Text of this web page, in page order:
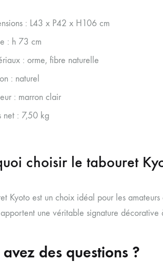
: L43 x P42 x H106 cm
: h 73 cm
: orme, fibre naturelle
: naturel
: marron clair
net : 7,50 kg
choisir le tabouret
Kyoto est un choix idéal pour les
une véritable signature
avez des questions ?